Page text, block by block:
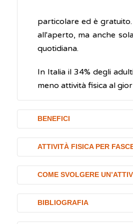
particolare ed è
all'aperto, ma anche
quotidiana.
In Italia il 34% degli
meno attività fisica al
BENEFICI
Svolgere una regolare
Non è mai troppo tardi
appena si inizia ad
migliora la
riduce il rischio di
ATTIVITÀ FISICA PER
Queste le
passano in
COME SVOLGERE
Ridurre il tempo
da semplici gesti
BIBLIOGRAFIA